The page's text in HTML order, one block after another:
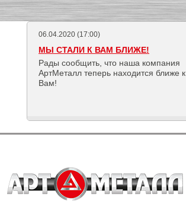
06.04.2020 (17:00)
МЫ СТАЛИ К ВАМ БЛИЖЕ!
Рады сообщить, что наша компания
АртМеталл теперь находится ближе к
Вам!